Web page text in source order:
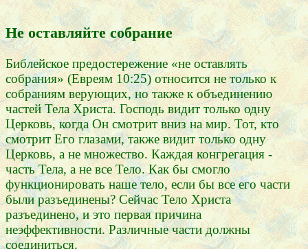
Не оставляйте собрание
Библейское предостережение «не оставлять
собрания» (Евреям 10:25) относится не только к
собраниям верующих, но также к объединению
частей Тела Христа. Господь видит только одну
Церковь, когда Он смотрит вниз на мир. Тот, кто
смотрит Его глазами, также видит только одну
Церковь, а не множество. Каждая конгрегация -
часть Тела, а не все Тело. Как бы смогло
функционировать наше тело, если бы все его части
были разъединены? Сейчас Тело Христа
разъединено, и это первая причина
неэффективности. Различные части должны
соединиться.